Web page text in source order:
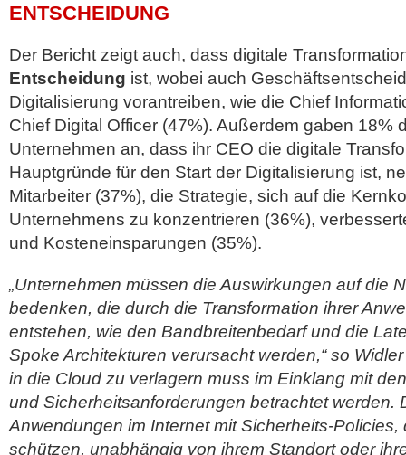
ENTSCHEIDUNG
Der Bericht zeigt auch, dass digitale
Entscheidung ist, wobei auch
Digitalisierung vorantreiben, wie die Chief
Chief Digital Officer (47%). Außerdem gaben 18%
Unternehmen an, dass ihr CEO die digitale
Hauptgründe für den Start der Digitalisierung ist,
Mitarbeiter (37%), die Strategie, sich auf die
Unternehmens zu konzentrieren (36%),
und Kosteneinsparungen (35%).
„Unternehmen müssen die Auswirkungen auf die
bedenken, die durch die Transformation ihrer
entstehen, wie den Bandbreitenbedarf und die
Spoke Architekturen verursacht werden,“ so
in die Cloud zu verlagern muss im Einklang mit
und Sicherheitsanforderungen betrachtet werden.
Anwendungen im Internet mit Sicherheits-Policies,
schützen, unabhängig von ihrem Standort oder